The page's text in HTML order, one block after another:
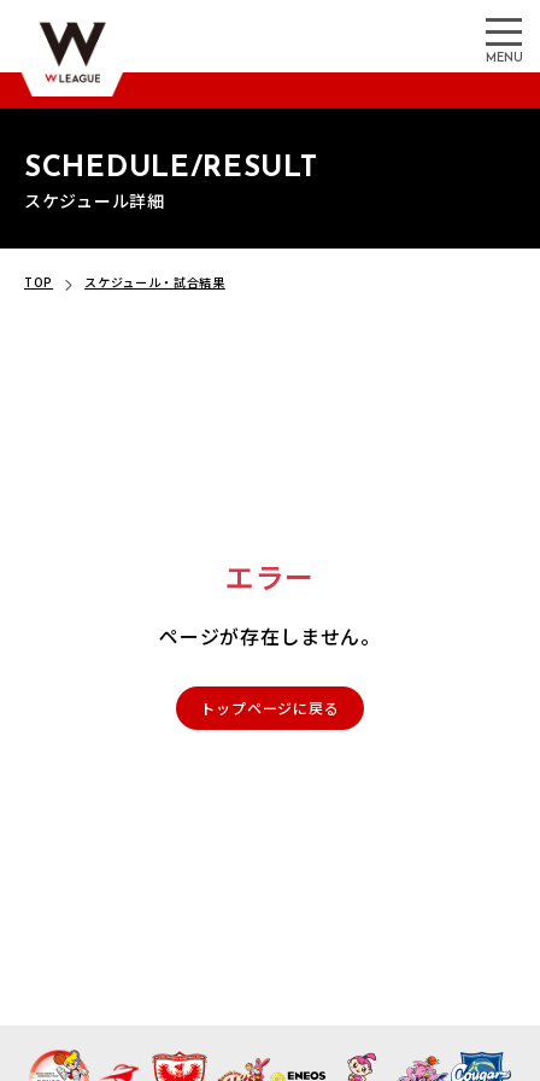
MENU
SCHEDULE/RESULT
スケジュール詳細
TOP スケジュール・試合結果
エラー
ページが存在しません。
トップページに戻る